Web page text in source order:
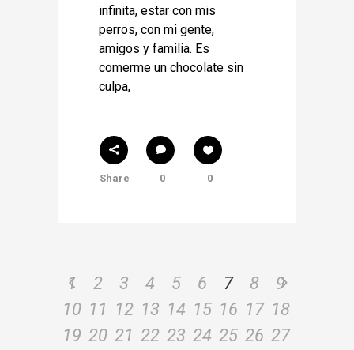
infinita, estar con mis
perros, con mi gente,
amigos y familia. Es
comerme un chocolate sin
culpa,
Share 0 0
1 2 3 4 5 6 7 8
9
10 11 12 13 14 15 16 17 18
19 20 21 22 23 24 25 26 27